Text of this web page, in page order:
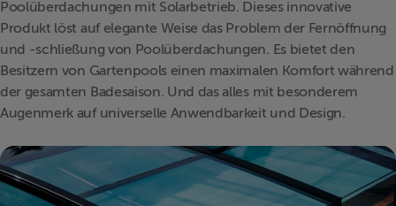
Poolüberdachungen mit Solarbetrieb. Dieses innovative
Produkt löst auf elegante Weise das Problem der Fernöffnung
und -schließung von Poolüberdachungen. Es bietet den
Besitzern von Gartenpools einen maximalen Komfort während
der gesamten Badesaison. Und das alles mit besonderem
Augenmerk auf universelle Anwendbarkeit und Design.